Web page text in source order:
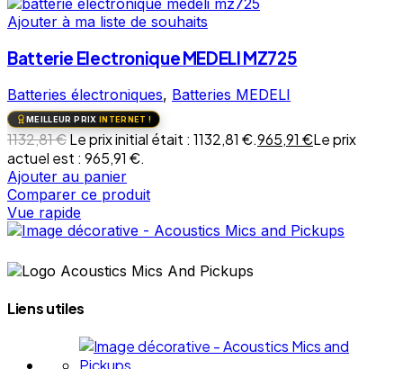
Ajouter à ma liste de souhaits
Batterie Electronique MEDELI MZ725
Batteries électroniques, Batteries MEDELI
MEILLEUR PRIX INTERNET !
1132,81€Le prix initial était : 1132,81 €.965,91 €Le prix
actuel est : 965,91 €.
Ajouter au panier
Comparer ce produit
Vue rapide
Liens utiles